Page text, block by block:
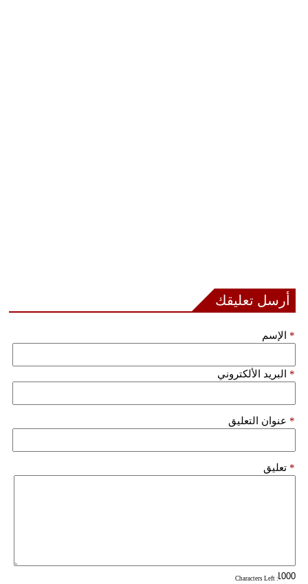
أرسل تعليقك
الإسم *
البريد الألكتروني *
عنوان التعليق *
تعليق *
: Characters Left